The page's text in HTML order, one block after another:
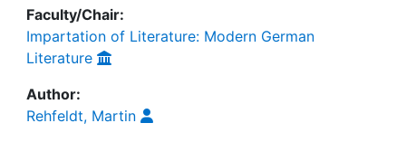
Faculty/Chair:
Impartation of Literature: Modern German
Literature
Author:
Rehfeldt, Martin